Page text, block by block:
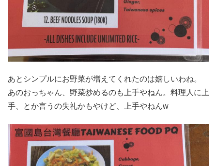
あとシンプルにお野菜が増えてくれたのは嬉しいわね。
あのおっちゃん、野菜炒めるのも上手やねん。料理人に上
手、とか言うの失礼かもやけど、上手やねんw